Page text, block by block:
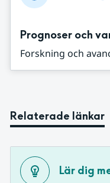
Prognoser och
Forskning och
Relaterade länkar
Lär dig